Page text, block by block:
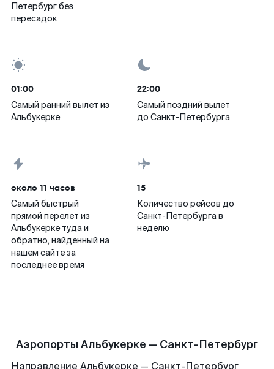
Петербург без
пересадок
01:00
Самый ранний вылет из
Альбукерке
22:00
Самый поздний вылет
до Санкт-Петербурга
около 11 часов
Самый быстрый
прямой перелет из
Альбукерке туда и
обратно, найденный на
нашем сайте за
последнее время
15
Количество рейсов до
Санкт-Петербурга в
неделю
Аэропорты Альбукерке — Санкт-Петербург
Направление Альбукерке — Санкт-Петербург